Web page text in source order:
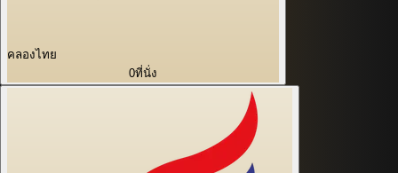
คลองไทย
0ที่นั่ง